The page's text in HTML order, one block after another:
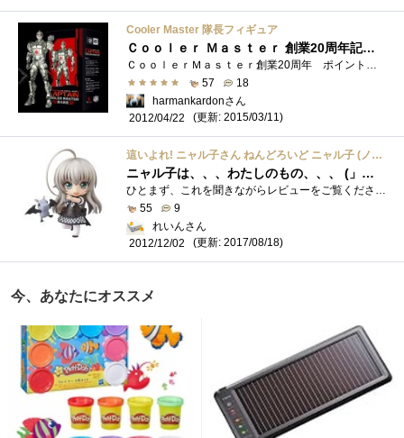
Cooler Master 隊長フィギュア
Ｃｏｏｌｅｒ Ｍａｓｔｅｒ 創業20周年記念プレゼントに当選
ＣｏｏｌｅｒＭａｓｔｅｒ創業20周年 ポイントを集めて賞品をもらおうに当選しました．”みんなで楽しもう賞”です．Facebookのアカウントが必�...
57
18
harmankardonさん
2012/04/22
(更新: 2015/03/11)
這いよれ! ニャル子さん ねんどろいど ニャル子 (ノンスケール ABS&PVC塗装済み可動フィギュア)
ニャル子は、、、わたしのもの、、、 (」・ω・)」うー!(/・ω・)/にゃー!
ひとまず、これを聞きながらレビューをご覧ください。(」・ω・)」うー!(/・ω・)/にゃー!とってもかわいいですね。ねこ口とかあほ毛もよろしい�...
55
9
れいんさん
2012/12/02
(更新: 2017/08/18)
今、あなたにオススメ